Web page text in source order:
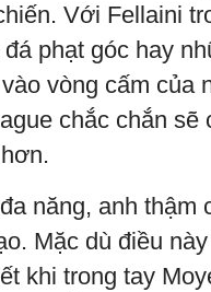
Với Fellaini
phạt góc hay
vòng cấm của
chắc chắn sẽ
năng, anh thậm
Mặc dù điều
khi trong tay